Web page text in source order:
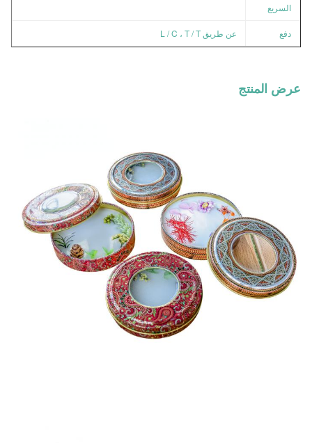
السريع
دفع عن طريق L / C ، T / T
عرض المنتج